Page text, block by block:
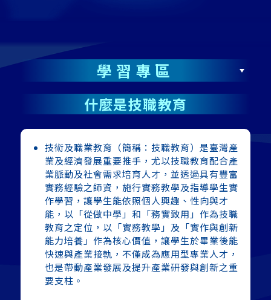
學習專區
什麼是技職教育
技術及職業教育（簡稱：技職教育）是臺灣產
業及經濟發展重要推手，尤以技職教育配合產
業脈動及社會需求培育人才，並透過具有豐富
實務經驗之師資，施行實務教學及指導學生實
作學習，讓學生能依照個人興趣、性向與才
能，以「從做中學」和「務實致用」作為技職
教育之定位，以「實務教學」及「實作與創新
能力培養」作為核心價值，讓學生於畢業後能
快速與產業接軌，不僅成為應用型專業人才，
也是帶動產業發展及提升產業研發與創新之重
要支柱。